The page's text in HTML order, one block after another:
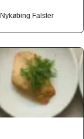
Nykøbing Falster